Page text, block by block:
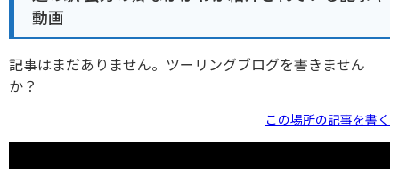
動画
記事はまだありません。ツーリングブログを書きません
か？
この場所の記事を書く